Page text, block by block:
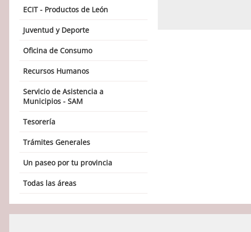
ECIT - Productos de León
Juventud y Deporte
Oficina de Consumo
Recursos Humanos
Servicio de Asistencia a
Municipios - SAM
Tesorería
Trámites Generales
Un paseo por tu provincia
Todas las áreas